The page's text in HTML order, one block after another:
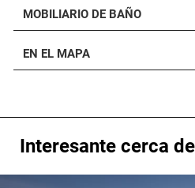
MOBILIARIO DE BAÑO
EN EL MAPA
Interesante cerca